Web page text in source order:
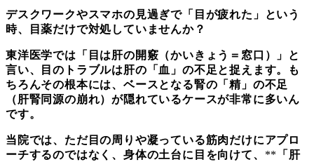
デスクワークやスマホの見過ぎで「目が疲れた」という
時、目薬だけで対処していませんか？
東洋医学では「目は肝の開竅（かいきょう＝窓口）」と
言い、目のトラブルは肝の「血」の不足と捉えます。も
ちろんその根本には、ベースとなる腎の「精」の不足
（肝腎同源の崩れ）が隠れているケースが非常に多いん
です。
当院では、ただ目の周りや凝っている筋肉だけにアプロ
ーチするのではなく、身体の土台に目を向けて、 **
「肝